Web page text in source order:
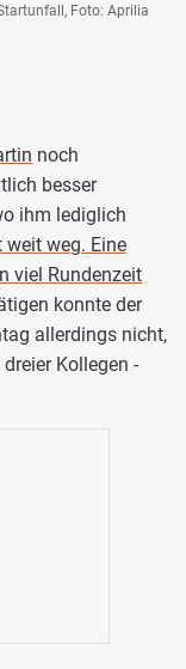
Foto: Aprilia
noch
besser
ihm lediglich
weg. Eine
viel Rundenzeit
konnte der
allerdings nicht,
Kollegen -